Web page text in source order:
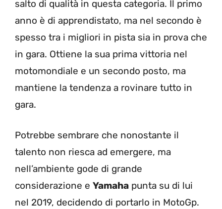
salto di qualità in questa categoria. Il primo
anno è di apprendistato, ma nel secondo è
spesso tra i migliori in pista sia in prova che
in gara. Ottiene la sua prima vittoria nel
motomondiale e un secondo posto, ma
mantiene la tendenza a rovinare tutto in
gara.
Potrebbe sembrare che nonostante il
talento non riesca ad emergere, ma
nell’ambiente gode di grande
considerazione e Yamaha punta su di lui
nel 2019, decidendo di portarlo in MotoGp.